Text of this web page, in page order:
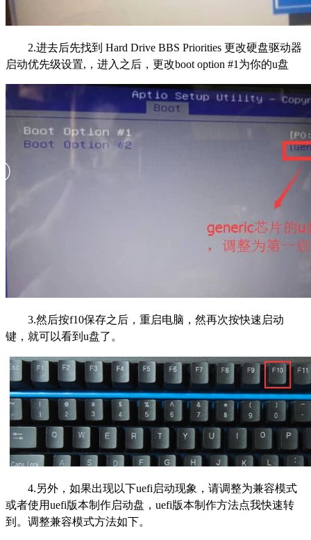
2.进去后先找到 Hard Drive BBS Priorities 更改硬盘驱动器
启动优先级设置,，进入之后，更改boot option #1为你的u盘
3.然后按f10保存之后，重启电脑，然再次按快速启动
键，就可以看到u盘了。
4.另外，如果出现以下uefi启动现象，请调整为兼容模式
或者使用uefi版本制作启动盘，uefi版本制作方法点我快速转
到。调整兼容模式方法如下。